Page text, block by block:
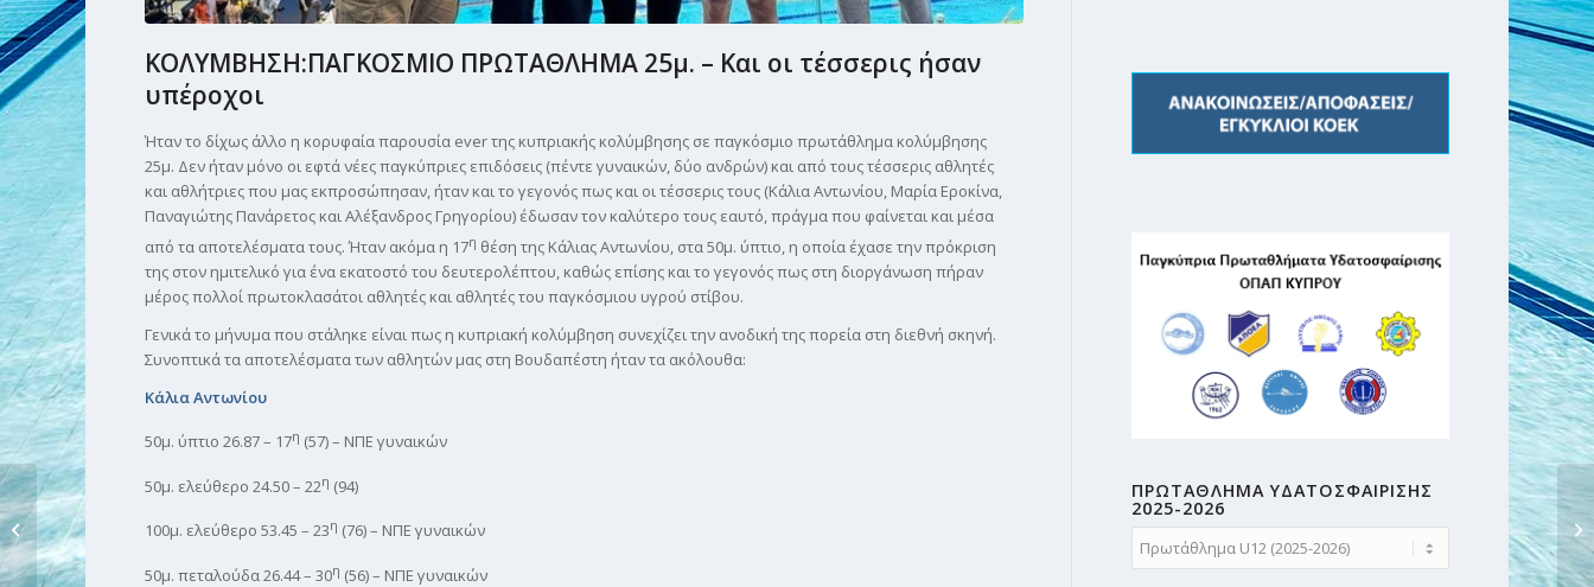
ΚΟΛΥΜΒΗΣΗ:ΠΑΓΚΟΣΜΙΟ ΠΡΩΤΑΘΛΗΜΑ 25μ. – Και οι τέσσερις ήσαν
υπέροχοι
Ήταν το δίχως άλλο η κορυφαία παρουσία ever της κυπριακής κολύμβησης σε παγκόσμιο πρωτάθλημα κολύμβησης
25μ. Δεν ήταν μόνο οι εφτά νέες παγκύπριες επιδόσεις (πέντε γυναικών, δύο ανδρών) και από τους τέσσερις αθλητές
και αθλήτριες που μας εκπροσώπησαν, ήταν και το γεγονός πως και οι τέσσερις τους (Κάλια Αντωνίου, Μαρία Εροκίνα,
Παναγιώτης Πανάρετος και Αλέξανδρος Γρηγορίου) έδωσαν τον καλύτερο τους εαυτό, πράγμα που φαίνεται και μέσα
από τα αποτελέσματα τους. Ήταν ακόμα η 17η θέση της Κάλιας Αντωνίου, στα 50μ. ύπτιο, η οποία έχασε την πρόκριση
της στον ημιτελικό για ένα εκατοστό του δευτερολέπτου, καθώς επίσης και το γεγονός πως στη διοργάνωση πήραν
μέρος πολλοί πρωτοκλασάτοι αθλητές και αθλητές του παγκόσμιου υγρού στίβου.
Γενικά το μήνυμα που στάληκε είναι πως η κυπριακή κολύμβηση συνεχίζει την ανοδική της πορεία στη διεθνή σκηνή.
Συνοπτικά τα αποτελέσματα των αθλητών μας στη Βουδαπέστη ήταν τα ακόλουθα:
Κάλια Αντωνίου
50μ. ύπτιο 26.87 – 17η (57) – ΝΠΕ γυναικών
50μ. ελεύθερο 24.50 – 22η (94)
100μ. ελεύθερο 53.45 – 23η (76) – ΝΠΕ γυναικών
50μ. πεταλούδα 26.44 – 30η (56) – ΝΠΕ γυναικών
ΠΡΩΤΑΘΛΗMA ΥΔΑΤΟΣΦΑΙΡΙΣΗΣ
2025-2026
ΚΟΛΥΜΒΗΣΗ:
ΠΑΓΚΟΣΜΙΟ 25μ. Στις
προκλήσεις...